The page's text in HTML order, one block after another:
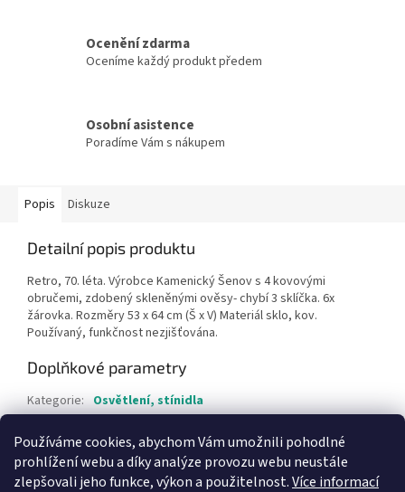
Používáme cookies, abychom Vám umožnili pohodlné
prohlížení webu a díky analýze provozu webu neustále
zlepšovali jeho funkce, výkon a použitelnost.Více informací
Ocenění zdarma
Oceníme každý produkt předem
Osobní asistence
Poradíme Vám s nákupem
Popis Diskuze
Detailní popis produktu
Retro, 70. léta. Výrobce Kamenický Šenov s 4 kovovými
obručemi, zdobený skleněnými ověsy- chybí 3 sklíčka. 6x
žárovka. Rozměry 53 x 64 cm (Š x V) Materiál sklo, kov.
Používaný, funkčnost nezjišťována.
Doplňkové parametry
Kategorie: Osvětlení, stínidla
Položka byla vyprodána…